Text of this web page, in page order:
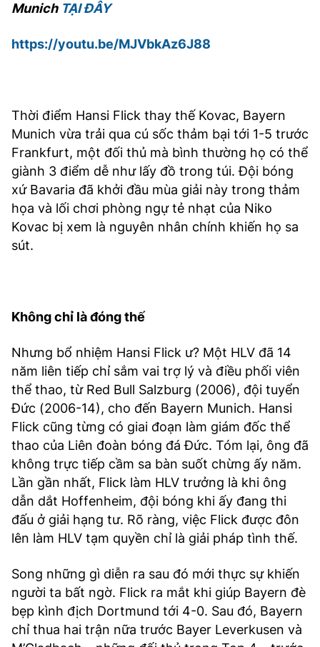
Điện thoại: 024.38254756
Munich TẠI ĐÂY
https://youtu.be/MJVbkAz6J88
Thời điểm Hansi Flick thay thế Kovac, Bayern
Munich vừa trải qua cú sốc thảm bại tới 1-5 trước
Frankfurt, một đối thủ mà bình thường họ có thể
giành 3 điểm dễ như lấy đồ trong túi. Đội bóng
xứ Bavaria đã khởi đầu mùa giải này trong thảm
họa và lối chơi phòng ngự tẻ nhạt của Niko
Kovac bị xem là nguyên nhân chính khiến họ sa
sút.
Không chỉ là đóng thế
Nhưng bổ nhiệm Hansi Flick ư? Một HLV đã 14
năm liên tiếp chỉ sắm vai trợ lý và điều phối viên
thể thao, từ Red Bull Salzburg (2006), đội tuyển
Đức (2006-14), cho đến Bayern Munich. Hansi
Flick cũng từng có giai đoạn làm giám đốc thể
thao của Liên đoàn bóng đá Đức. Tóm lại, ông đã
không trực tiếp cầm sa bàn suốt chừng ấy năm.
Lần gần nhất, Flick làm HLV trưởng là khi ông
dẫn dắt Hoffenheim, đội bóng khi ấy đang thi
đấu ở giải hạng tư. Rõ ràng, việc Flick được đôn
lên làm HLV tạm quyền chỉ là giải pháp tình thế.
Song những gì diễn ra sau đó mới thực sự khiến
người ta bất ngờ. Flick ra mắt khi giúp Bayern đè
bẹp kình địch Dortmund tới 4-0. Sau đó, Bayern
chỉ thua hai trận nữa trước Bayer Leverkusen và